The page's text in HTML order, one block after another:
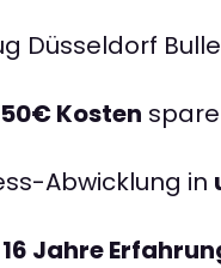
Düsseldorf Bulle
Kosten
Abwicklung in
16 Jahre